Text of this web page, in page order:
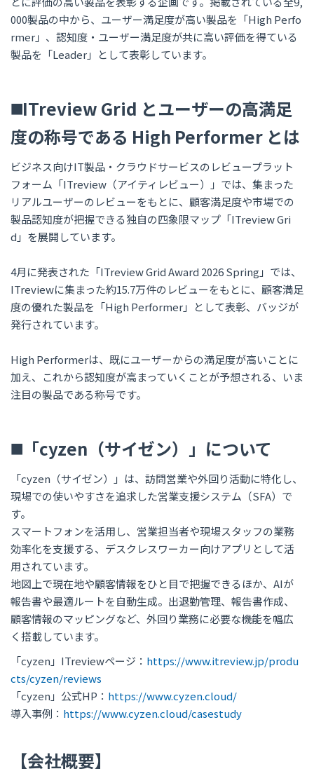
000製品の中から、ユーザー満足度が高い製品を「High Perfo
rmer」、認知度・ユーザー満足度が共に高い評価を得ている
製品を「Leader」として表彰しています。
◼️ITreview Grid とユーザーの高満足
度の称号である High Performer とは
ビジネス向けIT製品・クラウドサービスのレビュープラット
フォーム「ITreview（アイティレビュー）」では、集まった
リアルユーザーのレビューをもとに、顧客満足度や市場での
製品認知度が把握できる独自の四象限マップ「ITreview Gri
d」を展開しています。
4月に発表された「ITreview Grid Award 2026 Spring」では、
ITreviewに集まった約15.7万件のレビューをもとに、顧客満足
度の優れた製品を「High Performer」として表彰、バッジが
発行されています。
High Performerは、既にユーザーからの満足度が高いことに
加え、これから認知度が高まっていくことが予想される、いま
注目の製品である称号です。
◼️「cyzen（サイゼン）」について
「cyzen（サイゼン）」は、訪問営業や外回り活動に特化し、
現場での使いやすさを追求した営業支援システム（SFA）で
す。
スマートフォンを活用し、営業担当者や現場スタッフの業務
効率化を支援する、デスクレスワーカー向けアプリとして活
用されています。
地図上で現在地や顧客情報をひと目で把握できるほか、AIが
報告書や最適ルートを自動生成。出退勤管理、報告書作成、
顧客情報のマッピングなど、外回り業務に必要な機能を幅広
く搭載しています。
「cyzen」ITreviewページ： https://www.itreview.jp/produ
cts/cyzen/reviews
「cyzen」公式HP： https://www.cyzen.cloud/
導入事例： https://www.cyzen.cloud/casestudy
【会社概要】